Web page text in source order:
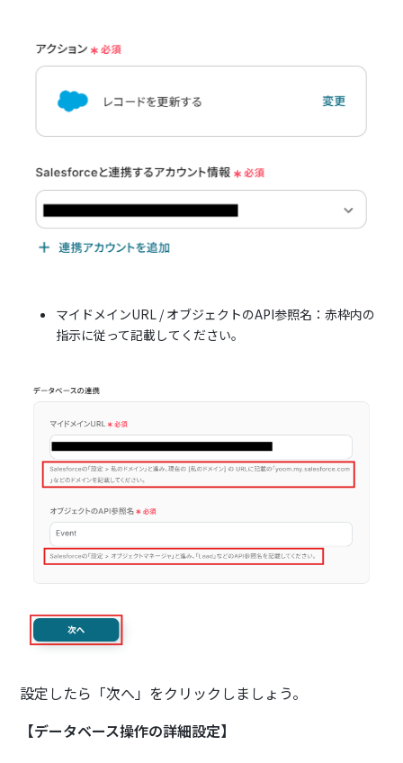
マイドメインURL / オブジェクトのAPI参照名：赤枠内の
指示に従って記載してください。
設定したら「次へ」をクリックしましょう。
【データベース操作の詳細設定】